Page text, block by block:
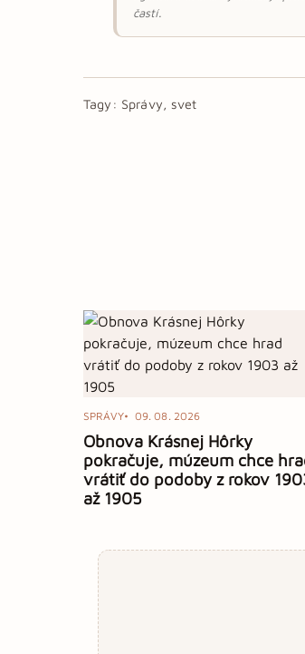
častí.
Tagy: Správy, svet
SPRÁVY 09. 08. 2026
Obnova Krásnej Hôrky
pokračuje, múzeum chce
vrátiť do podoby z rokov
až 1905